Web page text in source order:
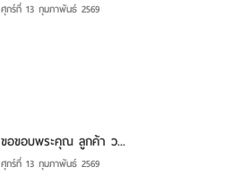
ศุกร์ที่ 13 กุมภาพันธ์ 2569
ขอขอบพระคุณ ลูกค้า ว...
ศุกร์ที่ 13 กุมภาพันธ์ 2569